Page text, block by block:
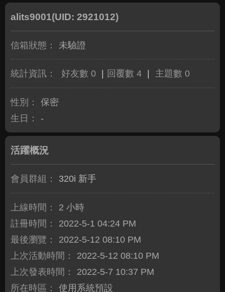
alits9001(UID: 2921012)
信箱狀態： 未驗證
統計資訊： 好友數 0 回覆數 4 主題數 0
性別：
保密
生日：
-
活躍概況
會員群組： 320i 新手
上線時間：
2 小時
註冊時間：
2022-5-1 04:24 PM
最後瀏覽：
2022-5-12 08:10 PM
上次活動時間：
2022-5-12 08:10 PM
上次發表時間：
2022-5-7 10:37 PM
所在時區：
使用系統預設